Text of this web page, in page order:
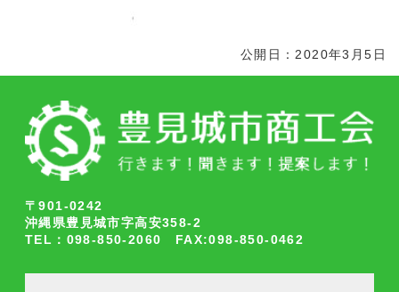
公開日：2020年3月5日
〒901-0242
沖縄県豊見城市字高安358-2
TEL：098-850-2060 FAX:098-850-0462